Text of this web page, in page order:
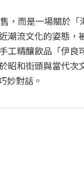
，而是一場關於「
潮流文化的姿態，
精釀飲品「伊良可
昭和街頭與當代次
妙對話。